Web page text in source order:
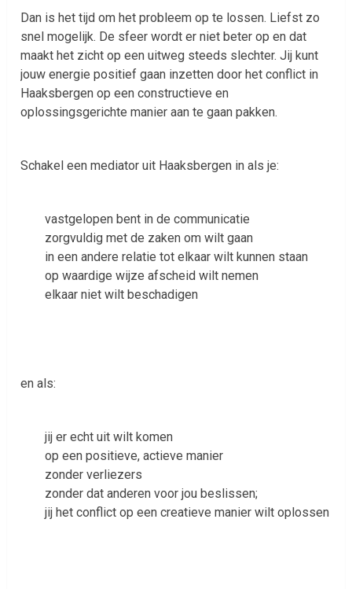
Dan is het tijd om het probleem op te lossen. Liefst zo
snel mogelijk. De sfeer wordt er niet beter op en dat
maakt het zicht op een uitweg steeds slechter. Jij kunt
jouw energie positief gaan inzetten door het conflict in
Haaksbergen op een constructieve en
oplossingsgerichte manier aan te gaan pakken.
Schakel een mediator uit Haaksbergen in als je:
vastgelopen bent in de communicatie
zorgvuldig met de zaken om wilt gaan
in een andere relatie tot elkaar wilt kunnen staan
op waardige wijze afscheid wilt nemen
elkaar niet wilt beschadigen
en als:
jij er echt uit wilt komen
op een positieve, actieve manier
zonder verliezers
zonder dat anderen voor jou beslissen;
jij het conflict op een creatieve manier wilt oplossen